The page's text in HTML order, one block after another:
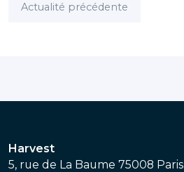
Actualité précédente
Harvest
5, rue de La Baume 75008 Paris